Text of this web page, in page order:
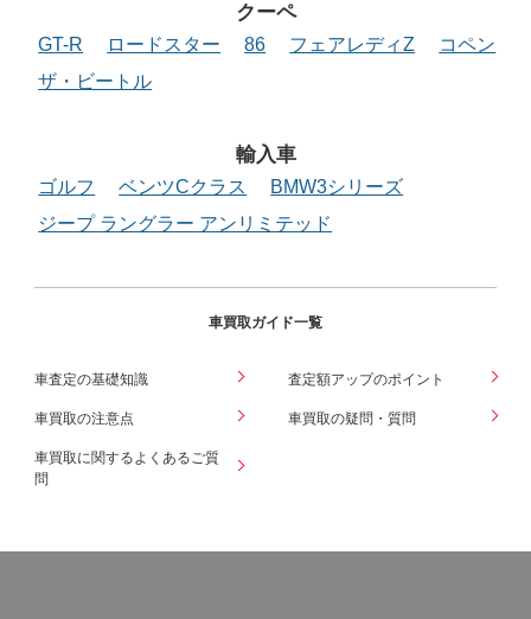
クーペ
GT-R ロードスター 86 フェアレディZ
コペン
ザ・ビートル
輸入車
ゴルフ ベンツCクラス
BMW3シリーズ
ジープ ラングラー アンリミテッド
車買取ガイド一覧
車査定の基礎知識 査定額アップのポイント
車買取の注意点 車買取の疑問・質問
車買取に関するよくあるご質
問